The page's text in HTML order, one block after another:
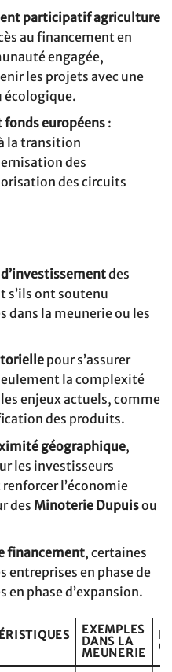
participatif agriculture
au financement en
engagée,
les projets avec une
écologique.
européens:
la transition
des
des circuits
des
s’ils ont soutenu
la meunerie ou les
pour s’assurer
la complexité
enjeux actuels, comme
des produits.
géographique,
les investisseurs
l’économie
des Minoterie Dupuisou
financement, certaines
en phase de
en phase d’expansion.
EXEMPLES
DANS LA
MEUNERIE